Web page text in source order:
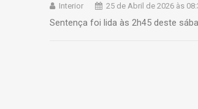
Interior 25 de Abril de 2026 às
Sentença foi lida às 2h45 deste